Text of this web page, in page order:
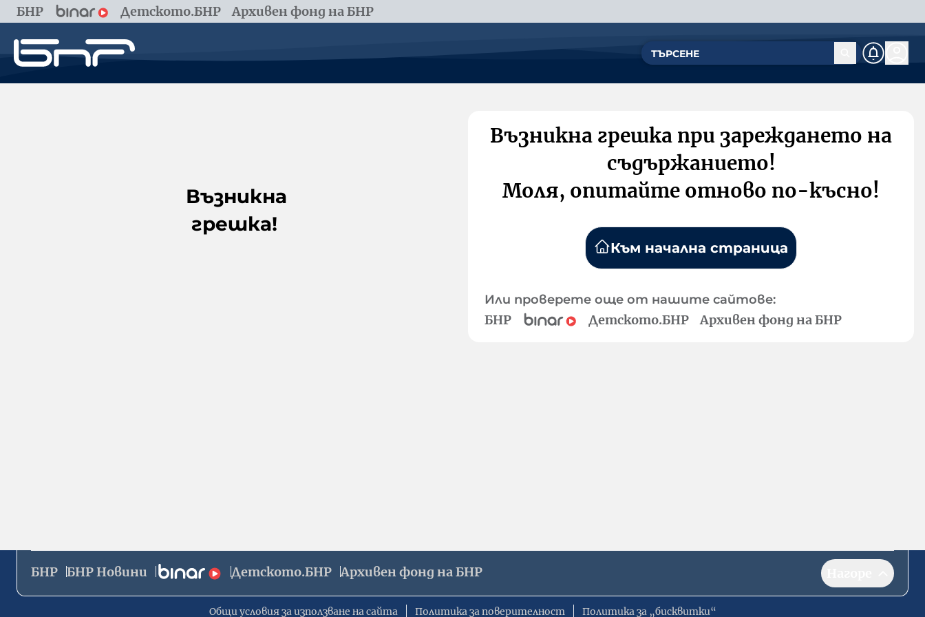
БНР Детското.БНР Архивен фонд на БНР
Възникна
грешка!
Възникна грешка при зареждането на
съдържанието!
Моля, опитайте отново по-късно!
Към начална страница
Или проверете още от нашите сайтове:
БНР Детското.БНР Архивен фонд на БНР
БНР БНР Новини Детското.БНР Архивен фонд на БНР
Общи условия за използване на сайта Политика за поверителност Политика за „бисквитки“